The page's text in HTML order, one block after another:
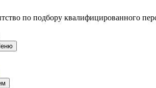
по подбору квалифицированного